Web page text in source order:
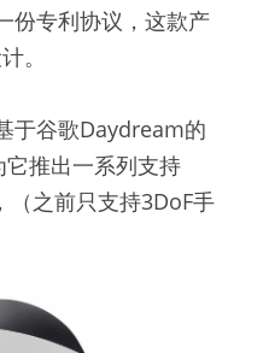
份专利协议，这款产
。
于谷歌Daydream的
推出一系列支持
（之前只支持3DoF手